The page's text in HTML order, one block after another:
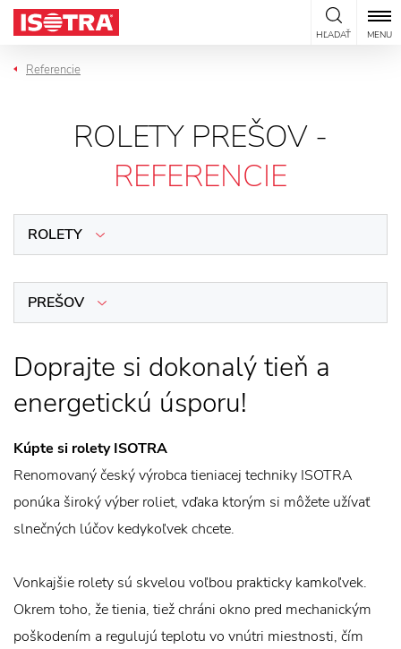
Preskočiť na obsah
HĽADAŤ MENU
Referencie
ROLETY PREŠOV -
REFERENCIE
ROLETY
PREŠOV
Doprajte si dokonalý tieň a
energetickú úsporu!
Kúpte si rolety ISOTRA
Renomovaný český výrobca tieniacej techniky ISOTRA
ponúka široký výber roliet, vďaka ktorým si môžete užívať
slnečných lúčov kedykoľvek chcete.
Vonkajšie rolety sú skvelou voľbou prakticky kamkoľvek.
Okrem toho, že tienia, tiež chráni okno pred mechanickým
poškodením a regulujú teplotu vo vnútri miestnosti, čím